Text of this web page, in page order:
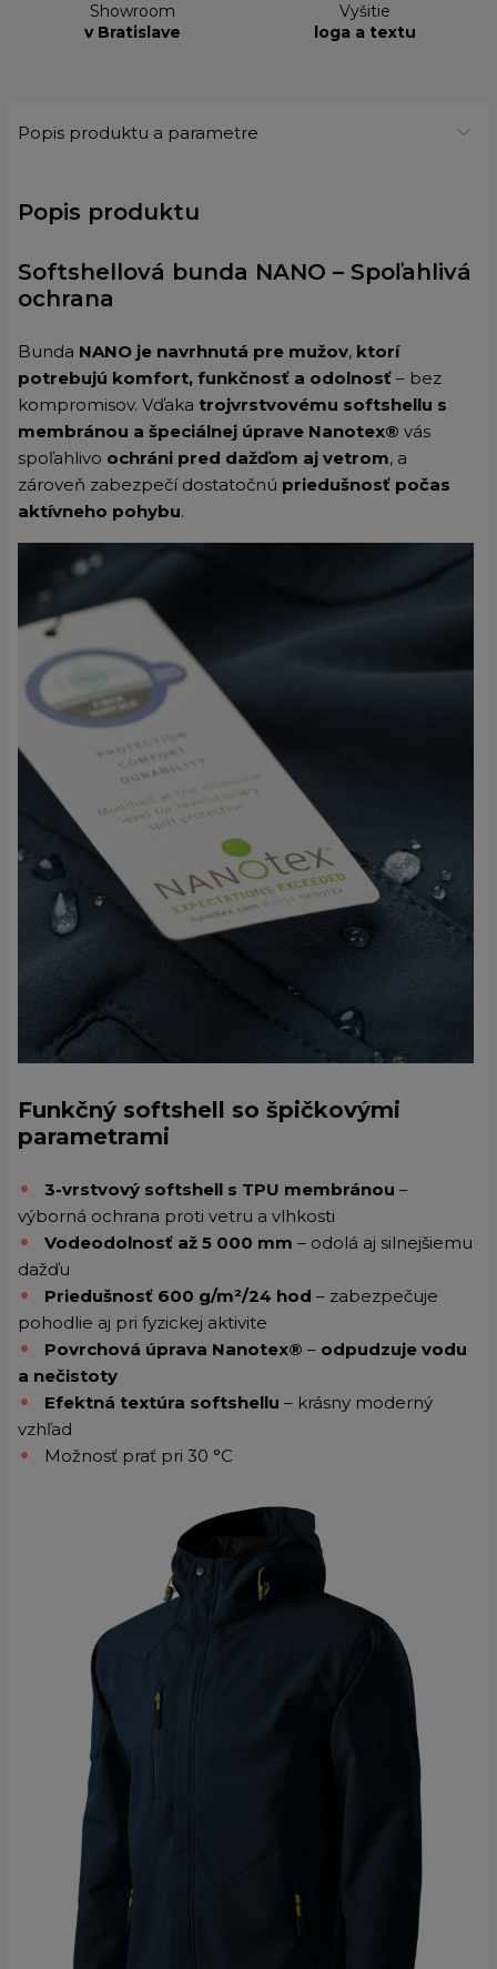
Showroom
v Bratislave
Vyšitie
loga a textu
Popis produktu a parametre
Popis produktu
Softshellová bunda NANO – Spoľahlivá
ochrana
Bunda NANO je navrhnutá pre mužov, ktorí
potrebujú komfort, funkčnosť a odolnosť – bez
kompromisov. Vďaka trojvrstvovému softshellu s
membránou a špeciálnej úprave Nanotex® vás
spoľahlivo ochráni pred dažďom aj vetrom, a
zároveň zabezpečí dostatočnú priedušnosť počas
aktívneho pohybu.
Funkčný softshell so špičkovými
parametrami
3-vrstvový softshell s TPU membránou –
výborná ochrana proti vetru a vlhkosti
Vodeodolnosť až 5 000 mm – odolá aj silnejšiemu
dažďu
Priedušnosť 600 g/m²/24 hod – zabezpečuje
pohodlie aj pri fyzickej aktivite
Povrchová úprava Nanotex® – odpudzuje vodu
a nečistoty
Efektná textúra softshellu – krásny moderný
vzhľad
Možnosť prať pri 30 °C